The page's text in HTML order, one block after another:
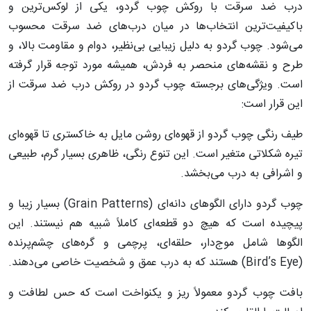
درب ضد سرقت با روکش چوب گردو، یکی از لوکس‌ترین و
باکیفیت‌ترین انتخاب‌ها در میان درب‌های ضد سرقت محسوب
می‌شود. چوب گردو به دلیل زیبایی بی‌نظیر، دوام و مقاومت بالا، و
طرح و نقشه‌های منحصر به فردش، همیشه مورد توجه قرار گرفته
است. ویژگی‌های برجسته چوب گردو در روکش درب ضد سرقت از
این قرار است:
طیف رنگی چوب گردو از قهوه‌ای روشن مایل به خاکستری تا قهوه‌ای
تیره شکلاتی متغیر است. این تنوع رنگی، ظاهری بسیار گرم، طبیعی
و اشرافی به درب می‌بخشد.
چوب گردو دارای الگوهای دانه‌ای (Grain Patterns) بسیار زیبا و
پیچیده است که هیچ دو قطعه‌ای کاملاً شبیه هم نیستند. این
الگوها شامل موج‌دار، حلقه‌ای، پرچمی و گره‌های چشم‌پرنده
(Bird’s Eye) هستند که به درب عمق و شخصیت خاصی می‌دهند.
بافت چوب گردو معمولاً ریز و یکنواخت است که حس لطافت و